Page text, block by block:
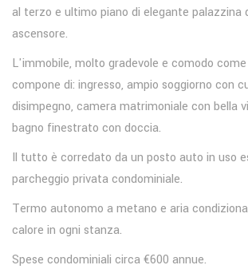
al terzo e ultimo piano di elegante palazzina
ascensore.
L'immobile, molto gradevole e comodo
compone di: ingresso, ampio soggiorno con
disimpegno, camera matrimoniale con bella
bagno finestrato con doccia.
Il tutto è corredato da un posto auto in uso
parcheggio privata condominiale.
Termo autonomo a metano e aria
calore in ogni stanza.
Spese condominiali circa €600 annue.